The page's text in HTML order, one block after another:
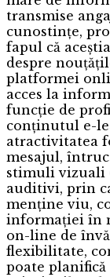
transmise
cunostințe,
fapul că
despre
platformei
acces la
funcție de
conținutul e-
atractivitatea
mesajul,
stimuli vizuali
auditivi, prin
menține viu,
informației în
on-line de
flexibilitate,
poate